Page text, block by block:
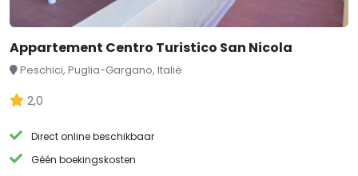
Appartement Centro Turistico San Nicola
Peschici, Puglia-Gargano, Italië
2,0
Direct online beschikbaar
Géén boekingskosten